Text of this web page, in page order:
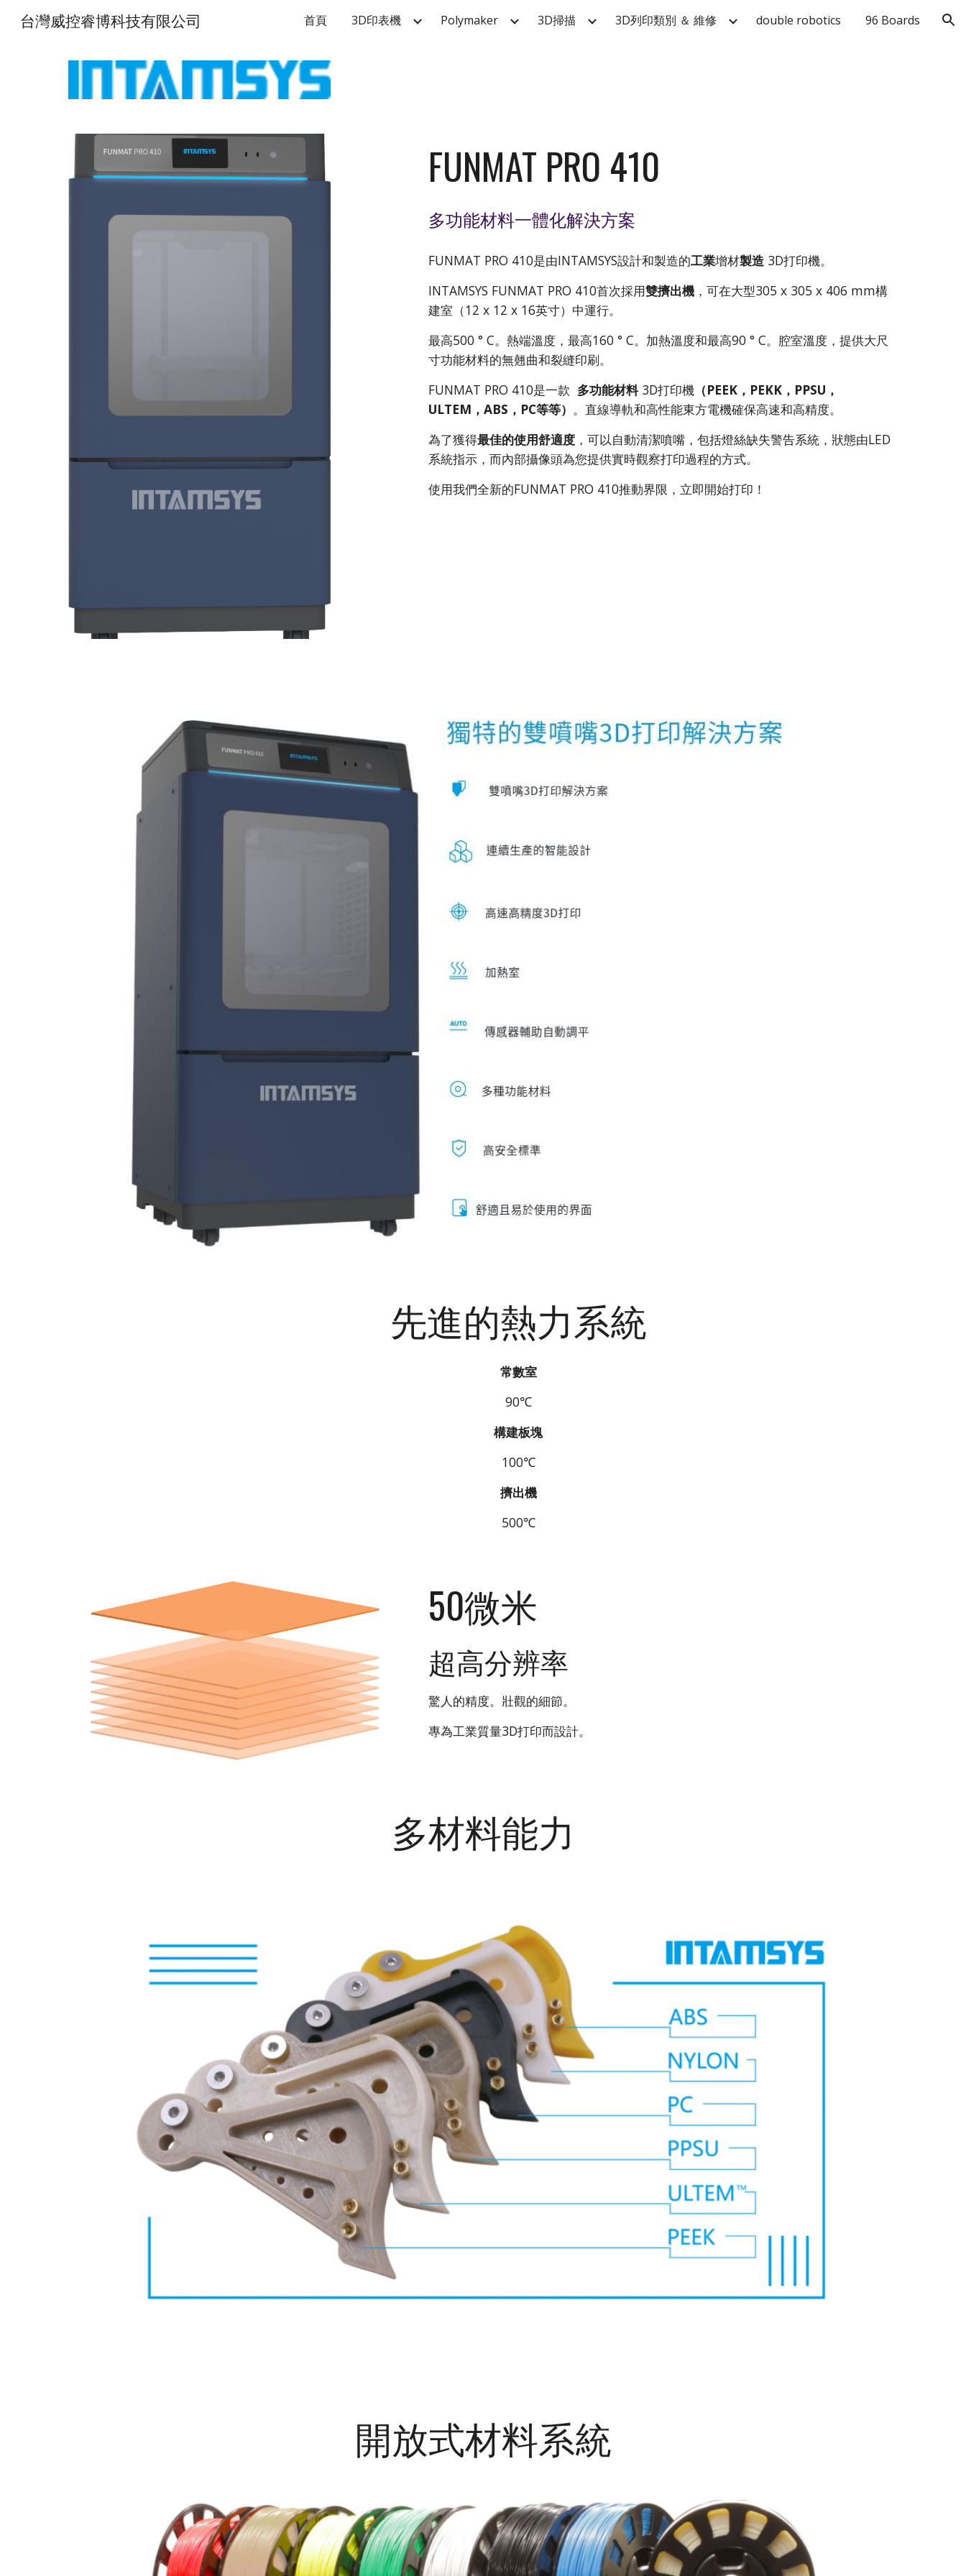
Skip to main content Skip to navigation
台灣威控睿博科技有限公司 首頁 3D印表機 Polymaker 3D掃描 3D列印類別 ＆ 維修 double robotics 96 Boards
FUNMAT PRO 410
多功能材料一體化解決方案
FUNMAT PRO 410是由INTAMSYS設計和製造的工業增材製造 3D打印機。
INTAMSYS FUNMAT PRO 410首次採用雙擠出機 ，可在大型305 x 305 x 406 mm構
建室（12 x 12 x 16英寸）中運行。
最高500 ° C。熱端溫度，最高160 ° C。加熱溫度和最高90 ° C。腔室溫度，提供大尺
寸功能材料的無翹曲和裂縫印刷。
FUNMAT PRO 410是一款 多功能材料3D打印機 （PEEK，PEKK，PPSU，
ULTEM，ABS，PC等等） 。直線導軌和高性能東方電機確保高速和高精度。
為了獲得最佳的使用舒適度 ，可以自動清潔噴嘴，包括燈絲缺失警告系統，狀態由LED
系統指示，而內部攝像頭為您提供實時觀察打印過程的方式。
使用我們全新的FUNMAT PRO 410推動界限，立即開始打印！
先進的熱力系統
常數室
90℃
構建板塊
100℃
擠出機
500℃
50微米
超高分辨率
驚人的精度。壯觀的細節。
專為工業質量3D打印而設計。
多材料能力
開放式材料系統